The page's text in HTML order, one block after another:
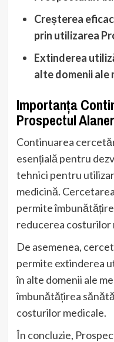
Creșterea
prin utilizarea
Extinderea
alte domenii ale
Importanța
Prospectul
Continuarea
esențială pentru
tehnici pentru
medicină.
permite
reducerea costurilor
De asemenea,
permite extinderea
în alte domenii ale
îmbunătățirea
costurilor medicale.
În concluzie,